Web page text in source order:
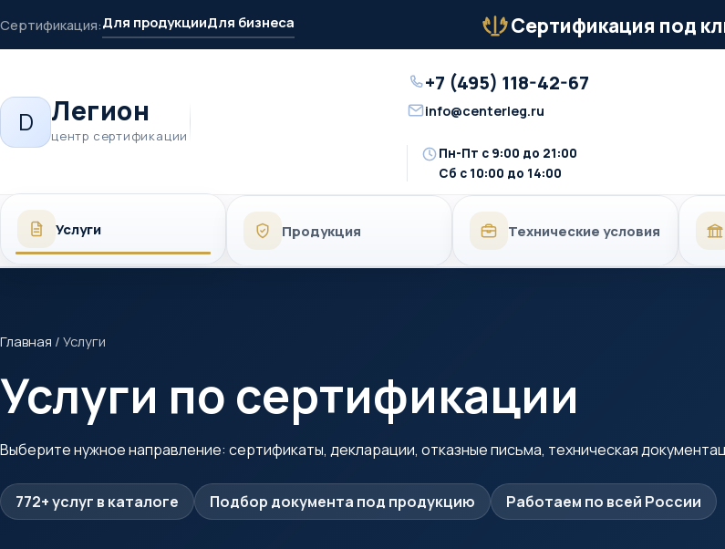
Сертификация:Для продукцииДля бизнеса
Бейдж
Сертификация под
D Легион
центр сертификации
Телефон
+7 (495) 118-42-67
Email
info@centerleg.ru
Время
работы
Пн-Пт с 9:00 до 21:00
Сб с 10:00 до 14:00
Услуги Продукция Технические условия
Главная / Услуги
Услуги по сертификации
Выберите нужное направление: сертификаты, декларации, отказные письма, техническая
772+ услуг в каталоге Подбор документа под продукцию Работаем по всей России